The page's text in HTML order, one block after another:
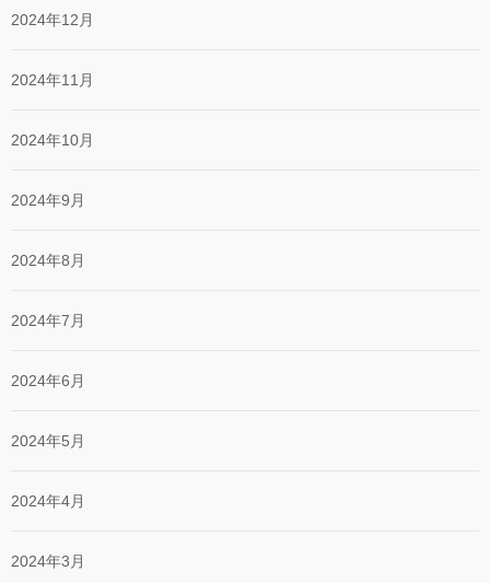
2024年12月
2024年11月
2024年10月
2024年9月
2024年8月
2024年7月
2024年6月
2024年5月
2024年4月
2024年3月